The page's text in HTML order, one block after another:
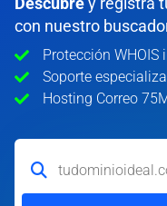
con nuestro
Protección WHOIS
Soporte
Hosting Correo